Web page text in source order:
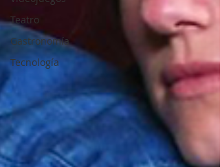
Teatro
Gastronomía
Tecnología